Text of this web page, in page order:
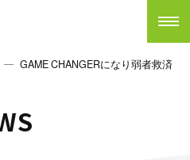
GAME CHANGERになり弱者救済